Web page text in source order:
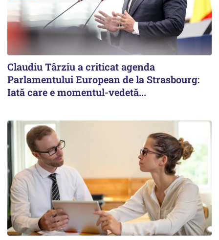
Claudiu Târziu a criticat agenda
Parlamentului European de la Strasbourg:
Iată care e momentul-vedetă...